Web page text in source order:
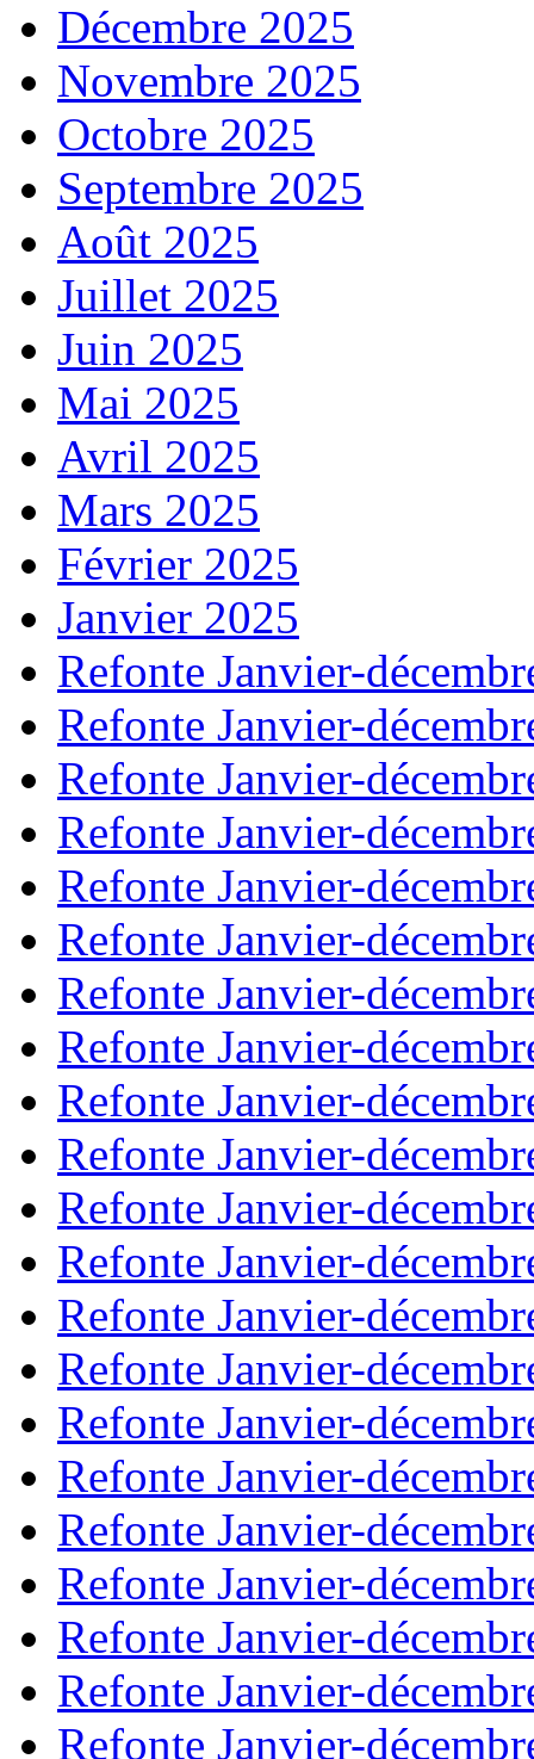
Décembre 2025
Novembre 2025
Octobre 2025
Septembre 2025
Août 2025
Juillet 2025
Juin 2025
Mai 2025
Avril 2025
Mars 2025
Février 2025
Janvier 2025
Refonte Janvier-
Refonte Janvier-
Refonte Janvier-
Refonte Janvier-
Refonte Janvier-
Refonte Janvier-
Refonte Janvier-
Refonte Janvier-
Refonte Janvier-
Refonte Janvier-
Refonte Janvier-
Refonte Janvier-
Refonte Janvier-
Refonte Janvier-
Refonte Janvier-
Refonte Janvier-
Refonte Janvier-
Refonte Janvier-
Refonte Janvier-
Refonte Janvier-
Refonte Janvier-